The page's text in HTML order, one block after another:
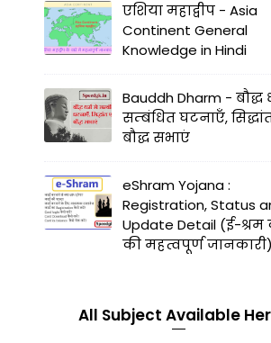
एशिया महाद्वीप - Asia
Continent General
Knowledge in Hindi
Bauddh Dharm - बौद्ध
सम्बंधित घटनाएँ,
बौद्ध सभाएं
eShram Yojana :
Registration, Status
Update Detail (ई-श्रम
की महत्वपूर्ण जानकारी)
All Subject Available